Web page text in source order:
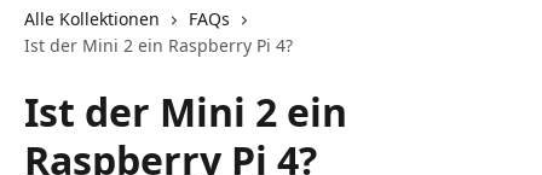
Alle Kollektionen
FAQs
Ist der Mini 2 ein Raspberry Pi 4?
Ist der Mini 2 ein
Raspberry Pi 4?